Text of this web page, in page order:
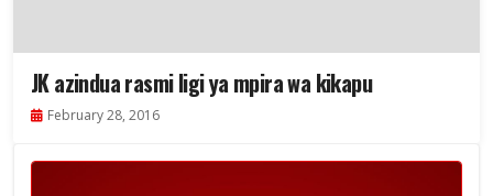
JK azindua rasmi ligi ya mpira wa kikapu
February 28, 2016